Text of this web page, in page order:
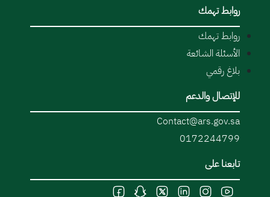
روابط تهمك
روابط تهمك
الأسئلة الشائعة
بلاغ رقمي
للإتصال والدعم
Contact@ars.gov.sa
0172244799
تابعنا على